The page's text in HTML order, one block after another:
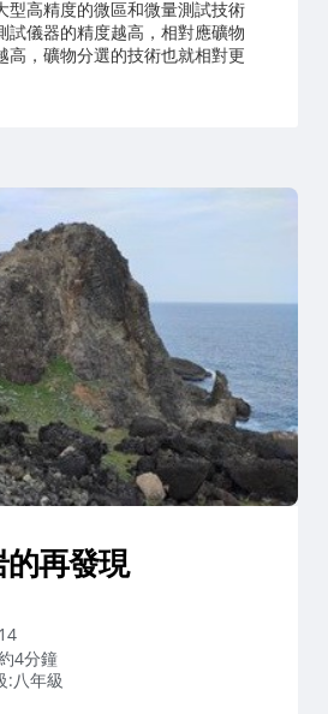
型高精度的微區和微量測試技術
試儀器的精度越高，相對應礦物
高，礦物分選的技術也就相對更
再發現
4分鐘
:八年級